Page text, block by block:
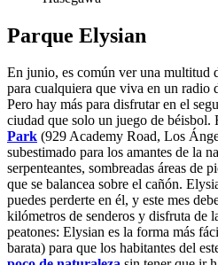
Parque Elysian
En junio, es común ver una multitud
para cualquiera que viva en un radio
Pero hay más para disfrutar en el
ciudad que solo un juego de béisbol.
Park (929 Academy Road, Los
subestimado para los amantes de la
serpenteantes, sombreadas áreas de
que se balancea sobre el cañón.
puedes perderte en él, y este mes
kilómetros de senderos y disfruta de
peatones: Elysian es la forma más
barata) para que los habitantes del